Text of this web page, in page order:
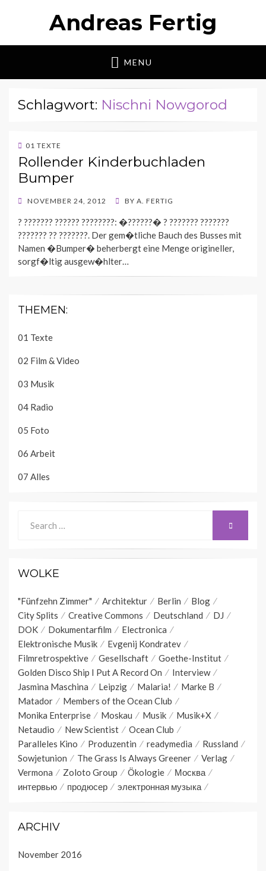
Andreas Fertig
MENU
Schlagwort: Nischni Nowgorod
01 TEXTE
Rollender Kinderbuchladen
Bumper
POSTED
NOVEMBER 24, 2012 BY A. FERTIG
? ??????? ?????? ????????: �??????� ? ??????? ???????
??????? ?? ???????. Der gem�tliche Bauch des Busses mit
Namen �Bumper� beherbergt eine Menge origineller,
sorgf�ltig ausgew�hlter…
THEMEN:
01 Texte
02 Film & Video
03 Musik
04 Radio
05 Foto
06 Arbeit
07 Alles
for:
SEARCH
WOLKE
"Fünfzehn Zimmer" Architektur Berlin
Blog
City Splits
Creative Commons Deutschland
DJ
DOK
Dokumentarfilm
Electronica
Elektronische Musik
Evgenij Kondratev
Filmretrospektive
Gesellschaft
Goethe-Institut
Golden Disco Ship I Put A Record On
Interview
Jasmina Maschina
Leipzig Malaria!
Marke B
Matador
Members of the Ocean Club
Monika Enterprise
Moskau Musik
Musik+X
Netaudio
New Scientist
Ocean Club
Paralleles Kino
Produzentin readymedia
Russland
Sowjetunion
The Grass Is Always Greener
Verlag
Vermona
Zoloto Group Ökologie
Москва
интервью
продюсер электронная музыка
ARCHIV
November 2016